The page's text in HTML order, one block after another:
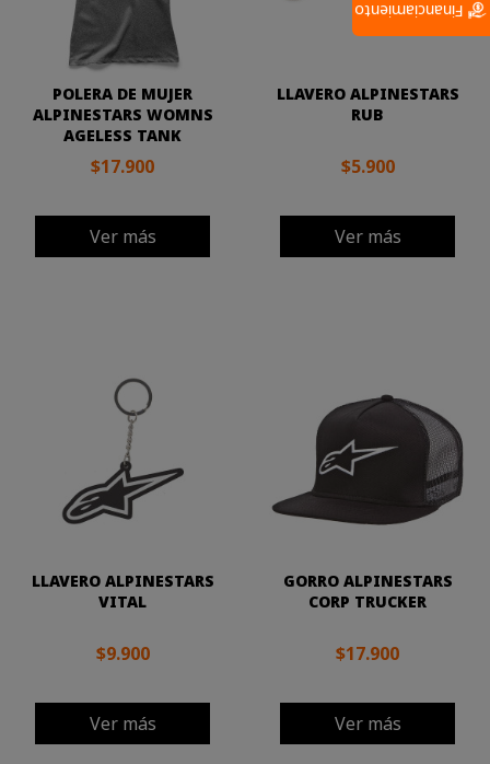
POLERA DE MUJER
ALPINESTARS WOMNS
AGELESS TANK
$17.900
Ver más
LLAVERO ALPINESTARS
RUB
$5.900
Ver más
LLAVERO ALPINESTARS
VITAL
$9.900
Ver más
GORRO ALPINESTARS
CORP TRUCKER
$17.900
Ver más
Financiamiento